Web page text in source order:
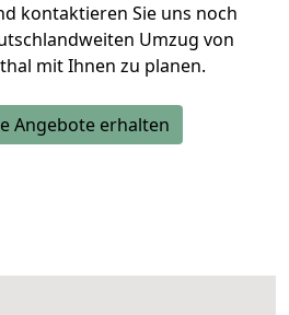
kontaktieren Sie uns noch
Umzug von
mit Ihnen zu planen.
Angebote erhalten